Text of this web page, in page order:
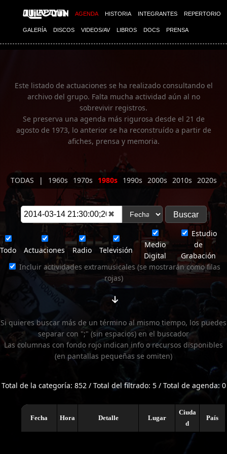
AGENDA HISTORIA INTEGRANTES REPERTORIO
GALERÍA DISCOS VIDEOS/AV LIBROS DOCS PRENSA
Imagen 01
Este listado de actuaciones se ha realizado consultando el
archivo del grupo. Falta mucha actividad aún al no
sobrevivir registros.
Se preserva una agenda más rigurosa desde el 21 de
agosto de 1973, lo anterior se ha reconstruído a partir de
afiches, prensa y memoria.
TODAS | 1960s 1970s 1980s 1990s 2000s 2010s 2020s
✖
Todo Actuaciones Radio Televisión
Medio
Digital
Estudio
de
Grabación
Incluir actividades extramusicales (se mostrarán como filas
rojas)
Si quieres buscar más de un término al mismo tiempo, los puedes
separar con ";" (sin espacios) en el buscador
Las columnas con fondo rojo indican info o recursos disponibles
(en pantallas pequeñas se omiten)
Total de la categoría: 852 / Total del filtrado: 5 / Total de agenda: 0
Fecha Hora Detalle Lugar
Ciuda
d
País